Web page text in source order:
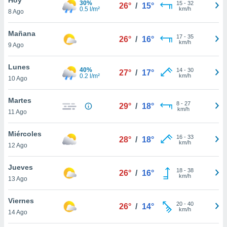
en
más
nuestra
de
cookies
aceptar
8 Ago
30%
0.5 l/m²
26° / 15° 15- 32
km/h
Mañana
9 Ago
26° / 16° 17- 35
km/h
Lunes
10 Ago
40%
0.2 l/m²
27° / 17° 14- 30
km/h
Martes
11 Ago
29° / 18° 8- 27
km/h
Miércoles
12 Ago
28° / 18° 16- 33
km/h
Jueves
13 Ago
26° / 16° 18- 38
km/h
Viernes
14 Ago
26° / 14° 20- 40
km/h